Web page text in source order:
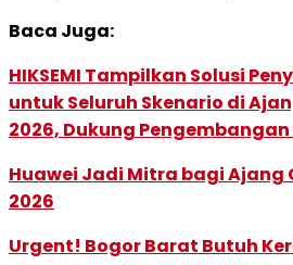
Baca Juga:
HIKSEMI Tampilkan Solusi
untuk Seluruh Skenario di
2026, Dukung
Huawei Jadi Mitra bagi Ajang
2026
Urgent! Bogor Barat Butuh